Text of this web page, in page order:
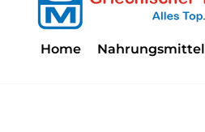
Home Nahrungsmittel